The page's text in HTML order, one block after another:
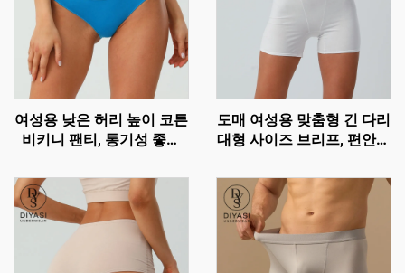
여성용 낮은 허리 높이 코튼
비키니 팬티, 통기성 좋은
도매 여성용 맞춤형 긴 다리
대형 사이즈 브리프, 편안한